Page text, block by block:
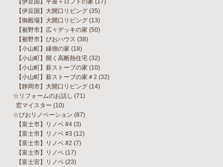
【伊豆国】大開口リビング (35)
【御殿場】大開口リビング (13)
【裾野市】広々デッキの家 (50)
【裾野市】びおハウス (38)
【小山町】縁側の家 (18)
【小山町】開く高断熱住宅 (32)
【小山町】薪ストーブの家 (10)
【小山町】薪ストーブの家＃2 (32)
【静岡市】大開口リビング (14)
☆リフォームのお話し (71)
窓マイスター (10)
☆びおリノベーション (87)
【富士市】リノベ #4 (3)
【富士市】リノベ #3 (12)
【富士市】リノベ #2 (7)
【富士市】リノベ (17)
【富士宮】リノベ (23)